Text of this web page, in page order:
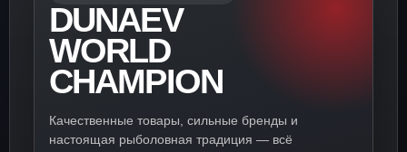
DUNAEV
WORLD
CHAMPION
Качественные товары, сильные бренды и
настоящая рыболовная традиция — всё